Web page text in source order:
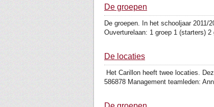
De groepen
De groepen. In het schooljaar 2011/
Ouverturelaan: 1 groep 1 (starters) 2
De locaties
Het Carillon heeft twee locaties.
586878 Management teamleden: